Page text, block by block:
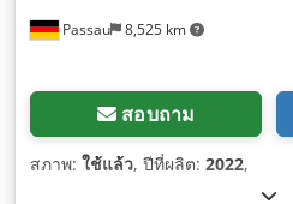
Passau 8,525 km
สอบถาม
สภาพ: ใช้แล้ว, ปีที่ผลิต: 2022,